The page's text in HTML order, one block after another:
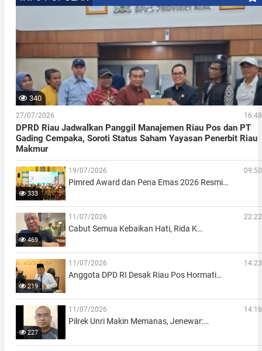
340
27/07/2026 16:48
DPRD Riau Jadwalkan Panggil Manajemen Riau Pos dan PT
Gading Cempaka, Soroti Status Saham Yayasan Penerbit Riau
Makmur
333
19/07/2026 09:50
Pimred Award dan Pena Emas 2026 Resmi…
469
11/07/2026 22:22
Cabut Semua Kebaikan Hati, Rida K…
219
11/07/2026 14:23
Anggota DPD RI Desak Riau Pos Hormati…
227
11/07/2026 14:16
Pilrek Unri Makin Memanas, Jenewar:…